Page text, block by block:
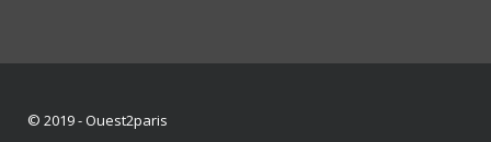
© 2019 - Ouest2paris